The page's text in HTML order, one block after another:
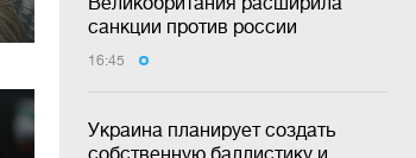
санкции против россии
16:45
Украина планирует создать
собственную баллистику и